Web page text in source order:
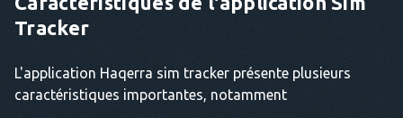
Tracker
L'application Haqerra sim tracker présente plusieurs
caractéristiques importantes, notamment